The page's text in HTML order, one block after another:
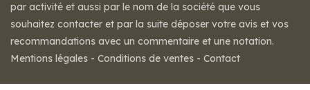
par activité et aussi par le nom de la société que vous
souhaitez contacter et par la suite déposer votre avis et vos
recommandations avec un commentaire et une notation.
Mentions légales - Conditions de ventes - Contact